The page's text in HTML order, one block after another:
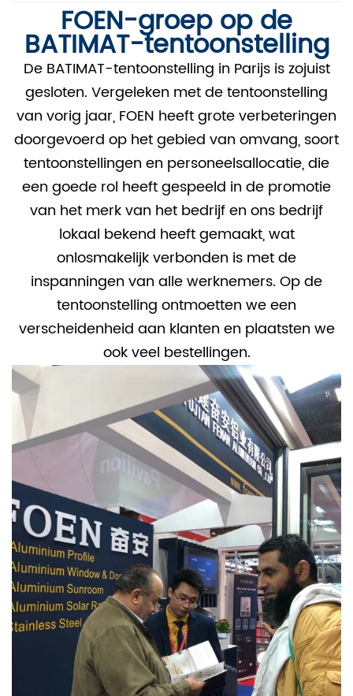
FOEN-groep op de
BATIMAT-tentoonstelling
De BATIMAT-tentoonstelling in Parijs is zojuist
gesloten. Vergeleken met de tentoonstelling
van vorig jaar, FOEN heeft grote verbeteringen
doorgevoerd op het gebied van omvang, soort
tentoonstellingen en personeelsallocatie,die
een goede rol heeft gespeeld in de promotie
van het merk van het bedrijf en ons bedrijf
lokaal bekend heeft gemaakt, wat
onlosmakelijk verbonden is met de
inspanningen van alle werknemers. Op de
tentoonstelling ontmoetten we een
verscheidenheid aan klanten en plaatsten we
ook veel bestellingen.